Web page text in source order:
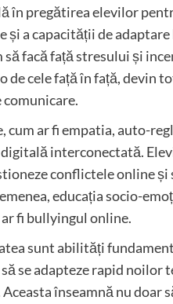
în pregătirea elevilor
a capacității de
facă față stresului și
de cele față în față, devin
comunicare.
ar fi empatia, auto-
interconectată.
conflictele online
educația socio-
fi bullyingul online.
sunt abilități
se adapteze rapid
înseamnă nu doar